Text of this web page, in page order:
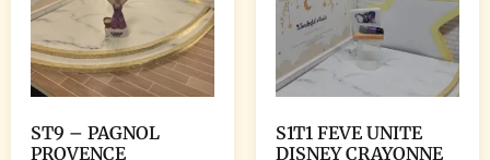
ST9 – PAGNOL
PROVENCE
S1T1 FEVE UNITE
DISNEY CRAYONNE